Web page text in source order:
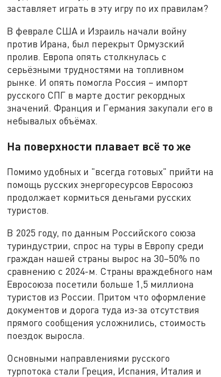
заставляет играть в эту игру по их правилам?
В феврале США и Израиль начали войну
против Ирана, был перекрыт Ормузский
пролив. Европа опять столкнулась с
серьёзными трудностями на топливном
рынке. И опять помогла Россия – импорт
русского СПГ в марте достиг рекордных
значений. Франция и Германия закупали его в
небывалых объёмах.
На поверхности плавает всё то же
Помимо удобных и "всегда готовых" прийти на
помощь русских энергоресурсов Евросоюз
продолжает кормиться деньгами русских
туристов.
В 2025 году, по данным Российского союза
туриндустрии, спрос на туры в Европу среди
граждан нашей страны вырос на 30–50% по
сравнению с 2024-м. Страны враждебного нам
Евросоюза посетили больше 1,5 миллиона
туристов из России. Притом что оформление
документов и дорога туда из-за отсутствия
прямого сообщения усложнились, стоимость
поездок выросла.
Основными направлениями русского
турпотока стали Греция, Испания, Италия и